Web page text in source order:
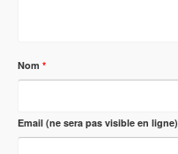
Nom *
Email (ne sera pas visible en ligne)